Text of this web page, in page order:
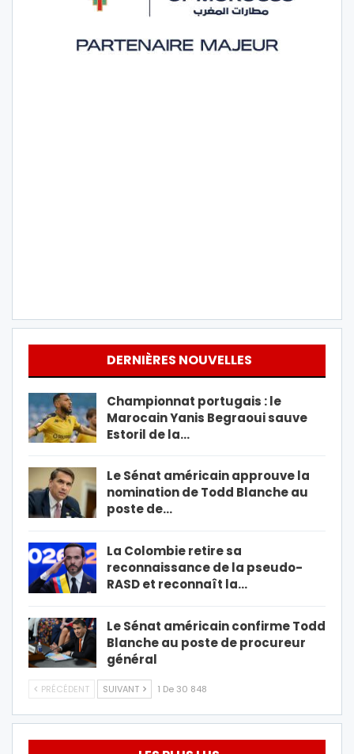
DERNIÈRES NOUVELLES
Championnat portugais : le
Marocain Yanis Begraoui sauve
Estoril de la…
Le Sénat américain approuve la
nomination de Todd Blanche au
poste de…
La Colombie retire sa
reconnaissance de la pseudo-
RASD et reconnaît la…
Le Sénat américain confirme Todd
Blanche au poste de procureur
général
PRÉCÉDENT SUIVANT 1 De 30 848